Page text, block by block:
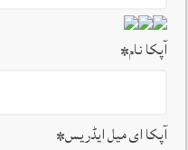
آپکا نام*
آپکا ای میل ایڈریس*